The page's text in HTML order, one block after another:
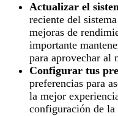
Actualizar el
reciente del
mejoras de
importante
para aprovechar al
Configurar tus
preferencias para
la mejor
configuración de